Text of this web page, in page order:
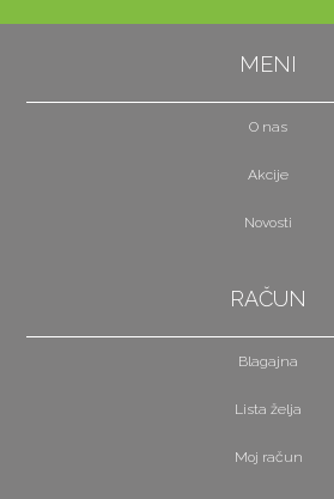
MENI
O nas
Akcije
Novosti
RAČUN
Blagajna
Lista želja
Moj račun